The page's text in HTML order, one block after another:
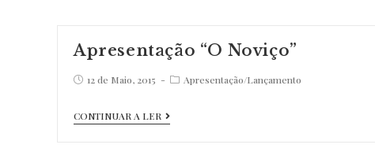
Apresentação “O Noviço”
Post12 de Maio, 2015
PostApresentação/Lançamento
CONTINUAR A LER
Apresentação